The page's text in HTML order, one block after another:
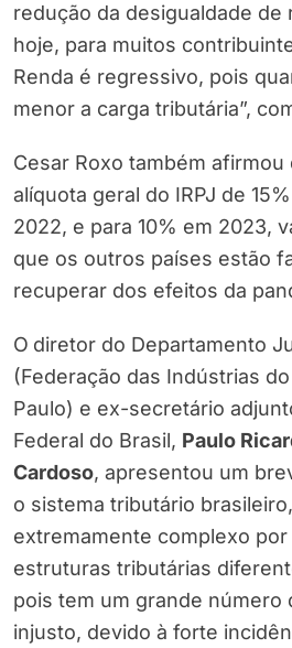
redução da desigualdade de
hoje, para muitos
Renda é regressivo, pois
menor a carga tributária”,
Cesar Roxo também
alíquota geral do IRPJ de
2022, e para 10% em 2023,
que os outros países estão
recuperar dos efeitos da
O diretor do Departamento
(Federação das Indústrias
Paulo) e ex-secretário
Federal do Brasil, Paulo
Cardoso, apresentou um
o sistema tributário
extremamente complexo
estruturas tributárias
pois tem um grande número
injusto, devido à forte